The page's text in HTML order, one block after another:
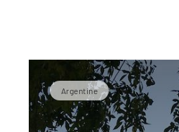
Argentine